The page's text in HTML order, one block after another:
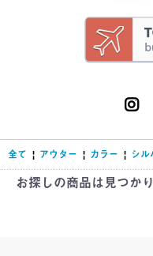
全て | アウター | カラー | シル
お探しの商品は見つか